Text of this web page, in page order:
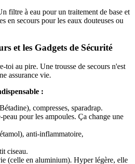
filtre à eau pour un traitement de base et
en secours pour les eaux douteuses ou
et les Gadgets de Sécurité
toi au pire. Une trousse de secours n'est
assurance vie.
:
compresses, sparadrap.
peau pour les ampoules. Ça change une
anti-inflammatoire,
ciseau.
(celle en aluminium). Hyper légère, elle